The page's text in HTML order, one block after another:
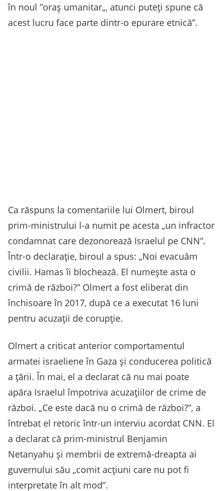
în noul ”oraş umanitar„, atunci puteţi spune că
acest lucru face parte dintr-o epurare etnică”.
Ca răspuns la comentariile lui Olmert, biroul
prim-ministrului l-a numit pe acesta „un infractor
condamnat care dezonorează Israelul pe CNN”.
Într-o declaraţie, biroul a spus: „Noi evacuăm
civilii. Hamas îi blochează. El numeşte asta o
crimă de război?” Olmert a fost eliberat din
închisoare în 2017, după ce a executat 16 luni
pentru acuzaţii de corupţie.
Olmert a criticat anterior comportamentul
armatei israeliene în Gaza şi conducerea politică
a ţării. În mai, el a declarat că nu mai poate
apăra Israelul împotriva acuzaţiilor de crime de
război. „Ce este dacă nu o crimă de război?”, a
întrebat el retoric într-un interviu acordat CNN. El
a declarat că prim-ministrul Benjamin
Netanyahu şi membrii de extremă-dreapta ai
guvernului său „comit acţiuni care nu pot fi
interpretate în alt mod”.